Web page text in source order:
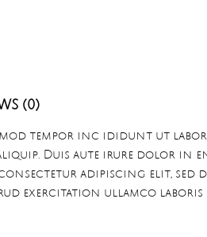
(0)
tempor inc ididunt ut
Duis aute irure dolor in
adipiscing elit, sed
exercitation ullamco laboris